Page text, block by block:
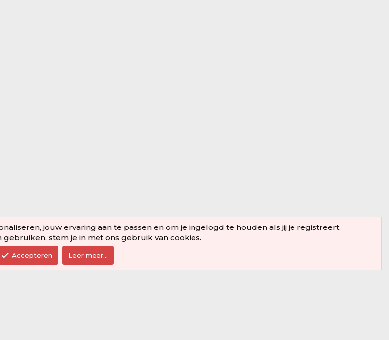
jouw ervaring aan te passen en om je ingelogd te houden als jij je registreert.
gebruiken, stem je in met ons gebruik van cookies.
Accepteren Leer meer…